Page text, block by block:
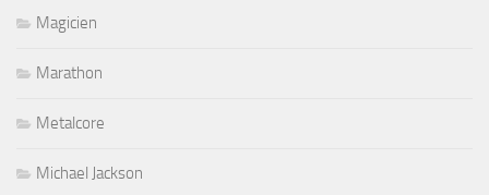
Magicien
Marathon
Metalcore
Michael Jackson